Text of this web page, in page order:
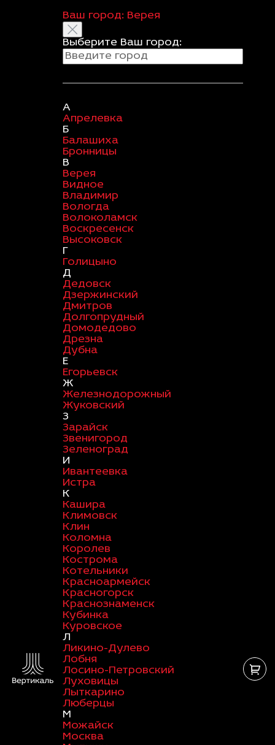
Ваш город: Верея
Выберите Ваш город:
А
Апрелевка
Б
Балашиха
Бронницы
В
Верея
Видное
Владимир
Вологда
Волоколамск
Воскресенск
Высоковск
Г
Голицыно
Д
Дедовск
Дзержинский
Дмитров
Долгопрудный
Домодедово
Дрезна
Дубна
Е
Егорьевск
Ж
Железнодорожный
Жуковский
З
Зарайск
Звенигород
Зеленоград
И
Ивантеевка
Истра
К
Кашира
Климовск
Клин
Коломна
Королев
Кострома
Котельники
Красноармейск
Красногорск
Краснознаменск
Кубинка
Куровское
Л
Ликино-Дулево
Лобня
Лосино-Петровский
Луховицы
Лыткарино
Люберцы
М
Можайск
Москва